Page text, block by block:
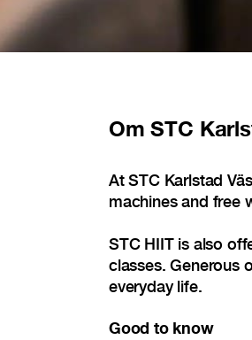
OmSTC
At STC Karlstad
machines and free
STC HIIT is also
classes. Generous
everyday life.
Good to know